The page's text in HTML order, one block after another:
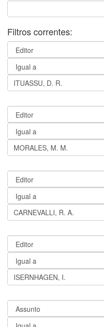
Filtros correntes: